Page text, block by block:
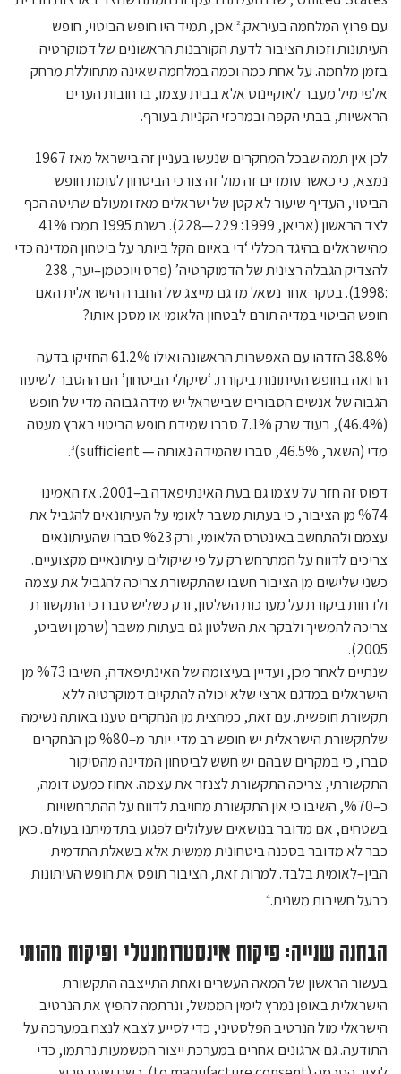
עם פרוץ המלחמה בעיראק.2 אכן, תמיד היו חופש הביטוי, חופש
העיתונות וזכות הציבור לדעת הקורבנות הראשונים של דמוקרטיה
בזמן מלחמה. על אחת כמה וכמה במלחמה שאינה מתחוללת מרחק
אלפי מִיל מעבר לאוקיינוס אלא בבית עצמו, ברחובות הערים
הראשיות, בבתי הקפה ובמרכזי הקניות בעורף.
לכן אין תמה שבכל המחקרים שנעשו בעניין זה בישראל מאז 1967
נמצא, כי כאשר עומדים זה מול זה צורכי הביטחון לעומת חופש
הביטוי, העדיף שיעור לא קטן של ישראלים מאז ומעולם שתיטה הכף
לצד הראשון (אריאן, 1999: 229—228). בשנת 1995 תמכו 41%
מהישראלים בהיגד הכללי ‘די באיום הקל ביותר על ביטחון המדינה כדי
להצדיק הגבלה רצינית של הדמוקרטיה’ (פרס ויוכטמן–יער, 238
:1998). בסקר אחר נשאל מדגם מייצג של החברה הישראלית האם
חופש הביטוי במדיה תורם לבטחון הלאומי או מסכן אותו?
38.8% הזדהו עם האפשרות הראשונה ואילו 61.2% החזיקו בדעה
הרואה בחופש העיתונות ביקורת. ‘שיקולי הביטחון’ הם ההסבר לשיעור
הגבוה של אנשים הסבורים שבישראל יש מידה גבוהה מדי של חופש
(46.4%), בעוד שרק 7.1% סברו שמידת חופש הביטוי בארץ מעטה
מדי (השאר, 46.5%, סברו שהמידה נאותה — sufﬁcient)
3
.
דפוס זה חזר על עצמו גם בעת האינתיפאדה ב–2001. אז האמינו
%74 מן הציבור, כי בעתות משבר לאומי על העיתונאים להגביל את
עצמם ולהתחשב באינטרס הלאומי, ורק %23 סברו שהעיתונאים
צריכים לדווח על המתרחש רק על פי שיקולים עיתונאיים מקצועיים.
כשני שלישים מן הציבור חשבו שהתקשורת צריכה להגביל את עצמה
ולדחות ביקורת על מערכות השלטון, ורק כשליש סברו כי התקשורת
צריכה להמשיך ולבקר את השלטון גם בעתות משבר (שרמן ושביט,
2005).
שנתיים לאחר מכן, ועדיין בעיצומה של האינתיפאדה, השיבו %73 מן
הישראלים במדגם ארצי שלא יכולה להתקיים דמוקרטיה ללא
תקשורת חופשית. עם זאת, כמחצית מן הנחקרים טענו באותה נשימה
שלתקשורת הישראלית יש חופש רב מדי. יותר מ–%80 מן הנחקרים
סברו, כי במקרים שבהם יש חשש לביטחון המדינה מהסיקור
התקשורתי, צריכה התקשורת לצנזר את עצמה. אחוז כמעט דומה,
כ–%70, השיבו כי אין התקשורת מחויבת לדווח על ההתרחשויות
בשטחים, אם מדובר בנושאים שעלולים לפגוע בתדמיתנו בעולם. כאן
כבר לא מדובר בסכנה ביטחונית ממשית אלא בשאלת התדמית
הבין–לאומית בלבד. למרות זאת, הציבור תופס את חופש העיתונות
כבעל חשיבות משנית.4
הבחנה שנייה: פיקוח אינסטרומנטלי ופיקוח מהותי
בעשור הראשון של המאה העשרים ואחת התייצבה התקשורת
הישראלית באופן נמרץ לימין הממשל, ונרתמה להפיץ את הנרטיב
הישראלי מול הנרטיב הפלסטיני, כדי לסייע לצבא לנצח במערכה על
התודעה. גם ארגונים אחרים במערכת ייצור המשמעות נרתמו, כדי